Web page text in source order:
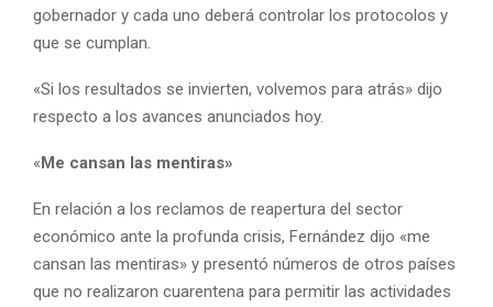
gobernador y cada uno deberá controlar los protocolos y
que se cumplan.
«Si los resultados se invierten, volvemos para atrás» dijo
respecto a los avances anunciados hoy.
« Me cansan las mentiras»
En relación a los reclamos de reapertura del sector
económico ante la profunda crisis, Fernández dijo «me
cansan las mentiras» y presentó números de otros países
que no realizaron cuarentena para permitir las actividades